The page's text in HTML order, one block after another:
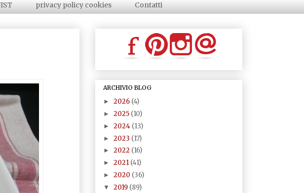
privacy policy cookies Contatti
ARCHIVIO BLOG
► 2026 (4)
► 2025 (10)
► 2024 (13)
► 2023 (17)
► 2022 (16)
► 2021 (41)
► 2020 (36)
▼ 2019 (89)